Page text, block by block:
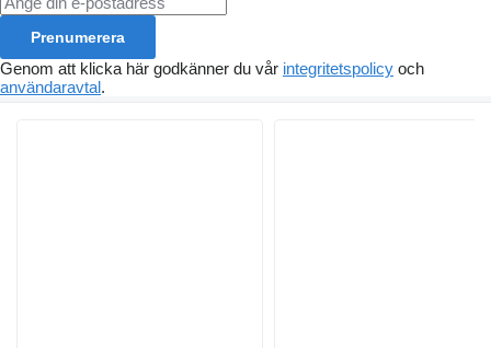
Prenumerera
Genom att klicka här godkänner du vår integritetspolicy och
användaravtal.